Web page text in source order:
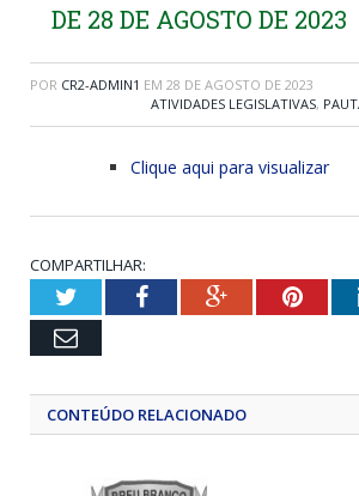
DE 28 DE AGOSTO DE 2023
POR CR2-ADMIN1 EM 28 DE AGOSTO DE 2023
ATIVIDADES LEGISLATIVAS,
Clique aqui para visualizar
COMPARTILHAR:
TwitterFacebookGoogle+
Email
CONTEÚDO RELACIONADO